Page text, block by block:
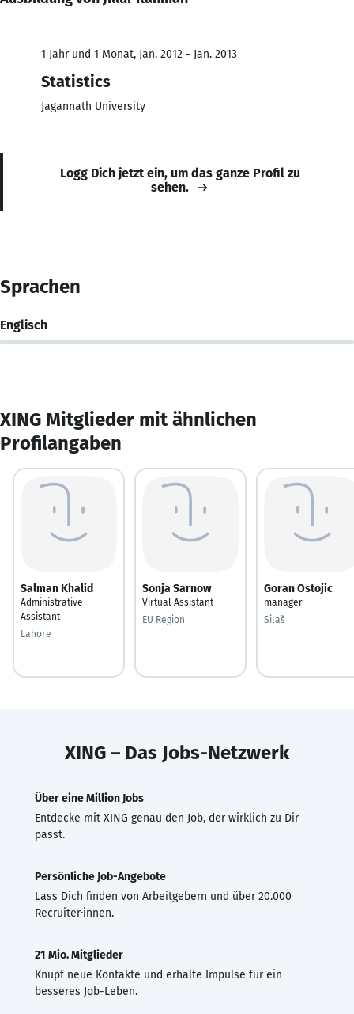
1 Jahr und 1 Monat, Jan. 2012 - Jan. 2013
Statistics
Jagannath University
Logg Dich jetzt ein, um das ganze Profil zu
sehen.
Sprachen
Englisch
XING Mitglieder mit ähnlichen
Profilangaben
Salman Khalid
Administrative
Assistant
Lahore
Sonja Sarnow
Virtual Assistant
EU Region
Goran Ostojic
manager
Silaš
XING – Das Jobs-Netzwerk
Über eine Million Jobs
Entdecke mit XING genau den Job, der wirklich zu Dir
passt.
Persönliche Job-Angebote
Lass Dich finden von Arbeitgebern und über 20.000
Recruiter·innen.
21 Mio. Mitglieder
Knüpf neue Kontakte und erhalte Impulse für ein
besseres Job-Leben.